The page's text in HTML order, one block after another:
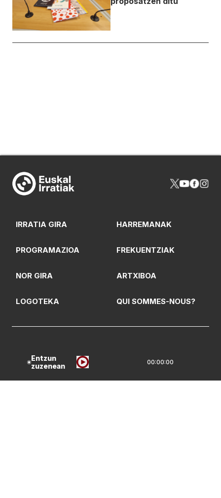
Entzun
zuzenean
00:00:00
IRRATIA GIRA HARREMANAK
PROGRAMAZIOA FREKUENTZIAK
NOR GIRA ARTXIBOA
LOGOTEKA QUI SOMMES-NOUS?
CC Lizentzia